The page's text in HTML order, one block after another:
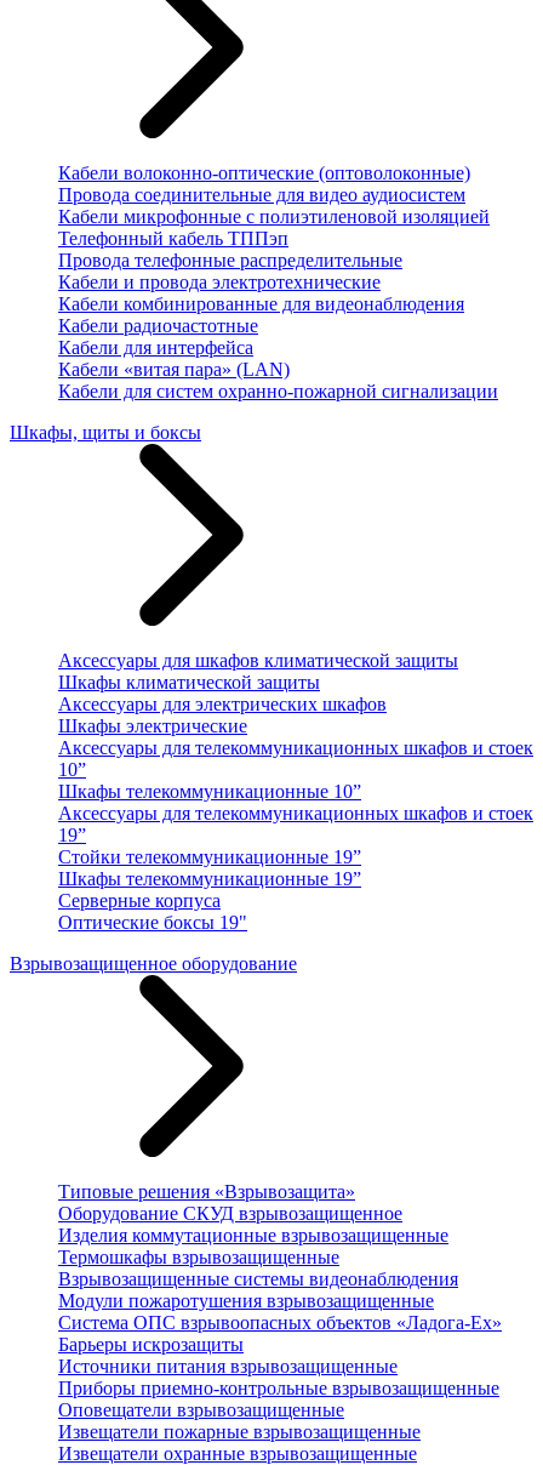
Кабели волоконно-оптические (оптоволоконные)
Провода соединительные для видео аудиосистем
Кабели микрофонные с полиэтиленовой изоляцией
Телефонный кабель ТППэп
Провода телефонные распределительные
Кабели и провода электротехнические
Кабели комбинированные для видеонаблюдения
Кабели радиочастотные
Кабели для интерфейса
Кабели «витая пара» (LAN)
Кабели для систем охранно-пожарной сигнализации
Шкафы, щиты и боксы
Аксессуары для шкафов климатической защиты
Шкафы климатической защиты
Аксессуары для электрических шкафов
Шкафы электрические
Аксессуары для телекоммуникационных шкафов и стоек
10”
Шкафы телекоммуникационные 10”
Аксессуары для телекоммуникационных шкафов и стоек
19”
Стойки телекоммуникационные 19”
Шкафы телекоммуникационные 19”
Серверные корпуса
Оптические боксы 19"
Взрывозащищенное оборудование
Типовые решения «Взрывозащита»
Оборудование СКУД взрывозащищенное
Изделия коммутационные взрывозащищенные
Термошкафы взрывозащищенные
Взрывозащищенные системы видеонаблюдения
Модули пожаротушения взрывозащищенные
Система ОПС взрывоопасных объектов «Ладога-Ex»
Барьеры искрозащиты
Источники питания взрывозащищенные
Приборы приемно-контрольные взрывозащищенные
Оповещатели взрывозащищенные
Извещатели пожарные взрывозащищенные
Извещатели охранные взрывозащищенные